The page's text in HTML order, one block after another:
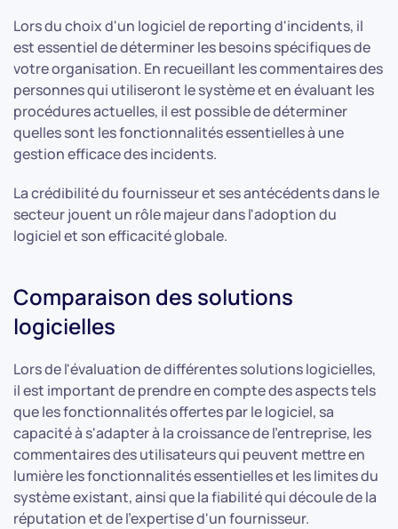
Lors du choix d'un logiciel de reporting d'incidents, il
est essentiel de déterminer les besoins spécifiques de
votre organisation. En recueillant les commentaires des
personnes qui utiliseront le système et en évaluant les
procédures actuelles, il est possible de déterminer
quelles sont les fonctionnalités essentielles à une
gestion efficace des incidents.
La crédibilité du fournisseur et ses antécédents dans le
secteur jouent un rôle majeur dans l'adoption du
logiciel et son efficacité globale.
Comparaison des solutions
logicielles
Lors de l'évaluation de différentes solutions logicielles,
il est important de prendre en compte des aspects tels
que les fonctionnalités offertes par le logiciel, sa
capacité à s'adapter à la croissance de l'entreprise, les
commentaires des utilisateurs qui peuvent mettre en
lumière les fonctionnalités essentielles et les limites du
système existant, ainsi que la fiabilité qui découle de la
réputation et de l'expertise d'un fournisseur.